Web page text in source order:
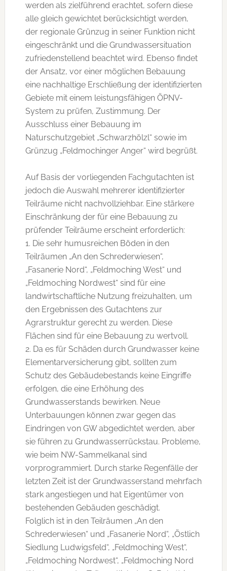
werden als zielführend erachtet, sofern diese
alle gleich gewichtet berücksichtigt werden,
der regionale Grünzug in seiner Funktion nicht
eingeschränkt und die Grundwassersituation
zufriedenstellend beachtet wird. Ebenso findet
der Ansatz, vor einer möglichen Bebauung
eine nachhaltige Erschließung der identifizierten
Gebiete mit einem leistungsfähigen ÖPNV-
System zu prüfen, Zustimmung. Der
Ausschluss einer Bebauung im
Naturschutzgebiet „Schwarzhölzl“ sowie im
Grünzug „Feldmochinger Anger“ wird begrüßt.
Auf Basis der vorliegenden Fachgutachten ist
jedoch die Auswahl mehrerer identifizierter
Teilräume nicht nachvollziehbar. Eine stärkere
Einschränkung der für eine Bebauung zu
prüfender Teilräume erscheint erforderlich:
1. Die sehr humusreichen Böden in den
Teilräumen „An den Schrederwiesen“,
„Fasanerie Nord“, „Feldmoching West“ und
„Feldmoching Nordwest“ sind für eine
landwirtschaftliche Nutzung freizuhalten, um
den Ergebnissen des Gutachtens zur
Agrarstruktur gerecht zu werden. Diese
Flächen sind für eine Bebauung zu wertvoll.
2. Da es für Schäden durch Grundwasser keine
Elementarversicherung gibt, sollten zum
Schutz des Gebäudebestands keine Eingriffe
erfolgen, die eine Erhöhung des
Grundwasserstands bewirken. Neue
Unterbauungen können zwar gegen das
Eindringen von GW abgedichtet werden, aber
sie führen zu Grundwasserrückstau. Probleme,
wie beim NW-Sammelkanal sind
vorprogrammiert. Durch starke Regenfälle der
letzten Zeit ist der Grundwasserstand mehrfach
stark angestiegen und hat Eigentümer von
bestehenden Gebäuden geschädigt.
Folglich ist in den Teilräumen „An den
Schrederwiesen“ und „Fasanerie Nord“, „Östlich
Siedlung Ludwigsfeld“, „Feldmoching West“,
„Feldmoching Nordwest“, „Feldmoching Nord